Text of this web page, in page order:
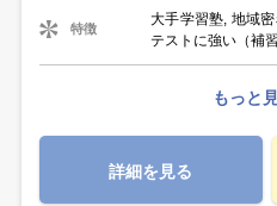
特徴
大手学習塾, 地域
テストに強い（補
もっと
詳細を見る